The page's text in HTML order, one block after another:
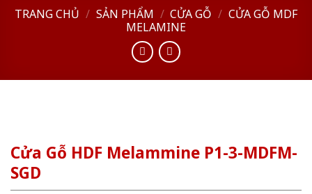
TRANG CHỦ / SẢN PHẨM / CỬA GỖ / CỬA GỖ MDF
MELAMINE
Cửa Gỗ HDF Melammine P1-3-MDFM-
SGD